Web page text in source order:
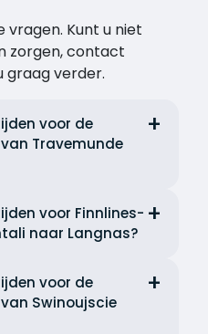
vragen. Kunt u niet
zorgen, contact
graag verder.
voor de
Travemunde
voor Finnlines-
naar Langnas?
voor de
Swinoujscie